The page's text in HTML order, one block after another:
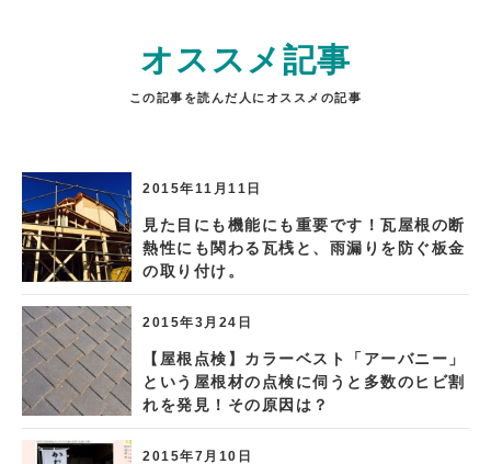
オススメ記事
この記事を読んだ人にオススメの記事
2015年11月11日
見た目にも機能にも重要です！瓦屋根の断
熱性にも関わる瓦桟と、雨漏りを防ぐ板金
の取り付け。
2015年3月24日
【屋根点検】カラーベスト「アーバニー」
という屋根材の点検に伺うと多数のヒビ割
れを発見！その原因は？
2015年7月10日